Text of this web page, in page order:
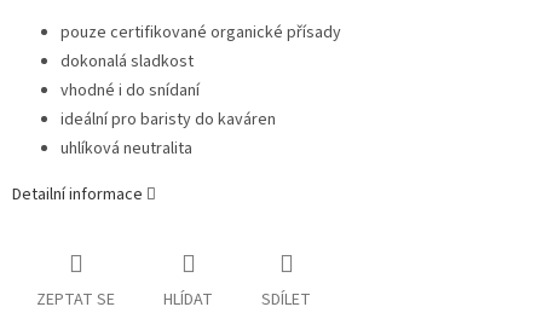
pouze certifikované organické přísady
dokonalá sladkost
vhodné i do snídaní
ideální pro baristy do kaváren
uhlíková neutralita
Detailní informace
ZEPTAT SE HLÍDAT SDÍLET